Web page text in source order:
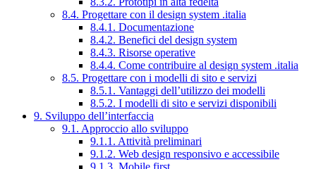
8.4. Progettare con il design system .italia
8.4.1. Documentazione
8.4.2. Benefici del design system
8.4.3. Risorse operative
8.4.4. Come contribuire al design system .italia
8.5. Progettare con i modelli di sito e servizi
8.5.1. Vantaggi dell’utilizzo dei modelli
8.5.2. I modelli di sito e servizi disponibili
9. Sviluppo dell’interfaccia
9.1. Approccio allo sviluppo
9.1.1. Attività preliminari
9.1.2. Web design responsivo e accessibile
9.1.3. Mobile first